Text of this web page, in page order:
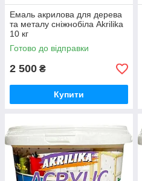
Емаль акрилова для дерева
та металу сніжнобіла Akrilika
10 кг
Готово до відправки
2 500 ₴
Купити